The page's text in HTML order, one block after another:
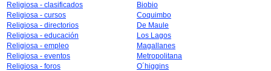
Religiosa - clasificados
Religiosa - cursos
Religiosa - directorios
Religiosa - educación
Religiosa - empleo
Religiosa - eventos
Religiosa - foros
Biobio
Coquimbo
De Maule
Los Lagos
Magallanes
Metropolitana
O´higgins